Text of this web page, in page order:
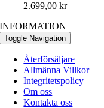
2.699,00kr
INFORMATION
Toggle Navigation
Återförsäljare
Allmänna Villkor
Integritetspolicy
Om oss
Kontakta oss